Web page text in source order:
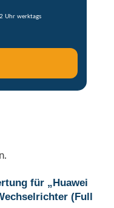
Uhr werktags
für „Huawei
(Full